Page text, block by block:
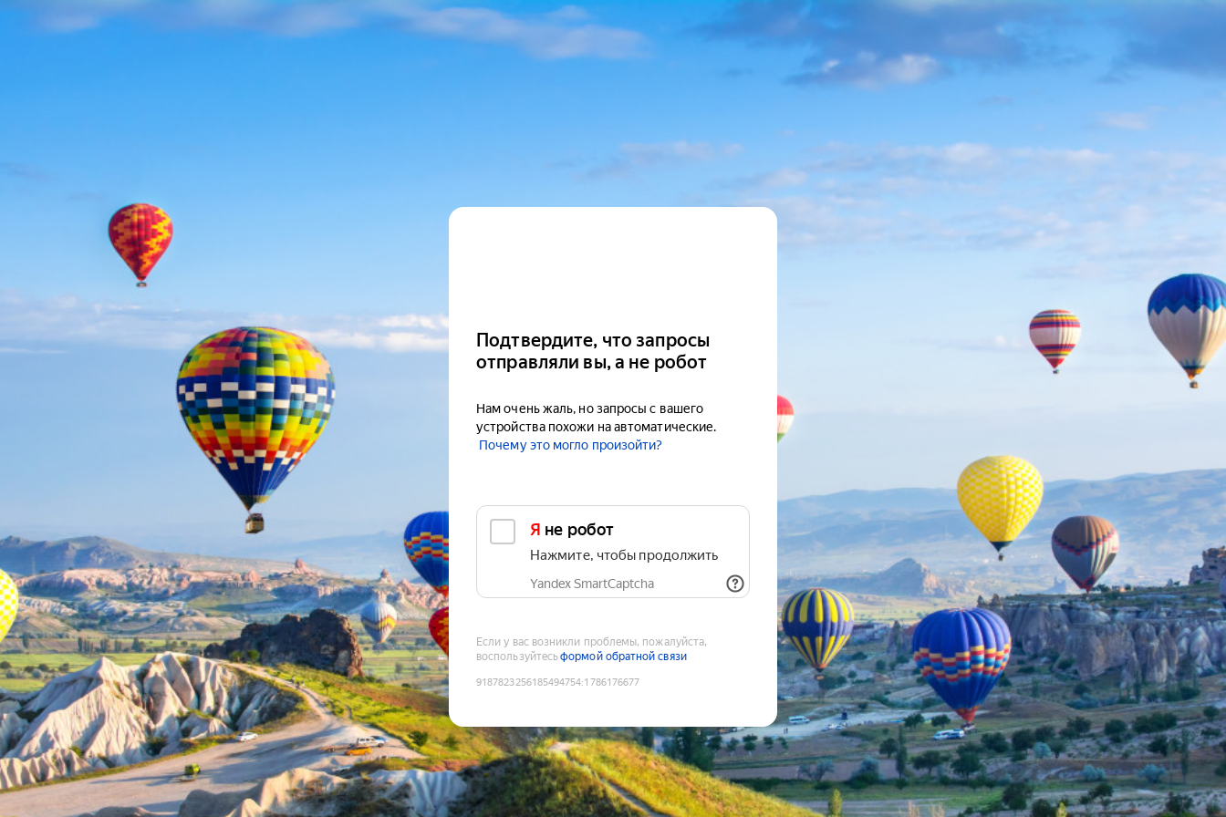
Подтвердите, что запросы
отправляли вы, а не робот
Нам очень жаль, но запросы с вашего
устройства похожи на автоматические.
Почему это могло произойти?
Я не робот
Нажмите, чтобы продолжить
Yandex SmartCaptcha
Если у вас возникли проблемы, пожалуйста,
воспользуйтесьформой обратной связи
9187823256185494754:1786176677